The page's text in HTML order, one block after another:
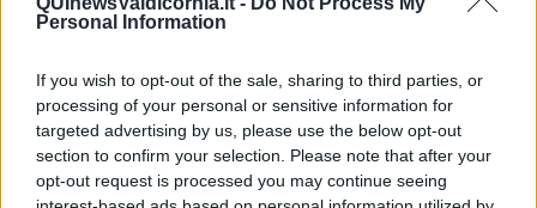
Personal Information
If you wish to opt-out of the sale, sharing to third parties, or
processing of your personal or sensitive information for
targeted advertising by us, please use the below opt-out
section to confirm your selection. Please note that after your
opt-out request is processed you may continue seeing
"Tra le cause che sono state più complesse c’è da ricordare la
Variante di Prg (Piano regolatore generale) che fu necessaria per la
che il Comune decise di trasformare in un parco pubblico. - si legge
in una nota - Ricordiamo che si trattò di espropriare 180 ettari di
terreno suddiviso in piccoli lotti privati attraverso una serie di
ordinanze di demolizioni di centinaia di casette prefabbricate e di
manufatti vari. Erano anni difficili, in cui i proprietari dei lotti si
difesero con ogni arma legale possibile e gli organi competenti